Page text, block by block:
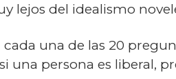
lejos del idealismo
cada una de las 20
una persona es liberal,